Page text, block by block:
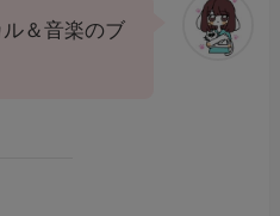
＆音楽のブ